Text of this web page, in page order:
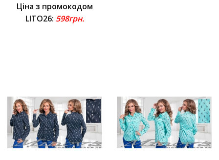
Ціна з промокодом
LITO26: 598грн.